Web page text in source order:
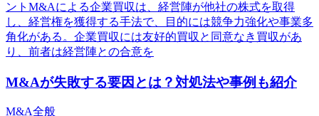
ントM&Aによる企業買収は、経営陣が他社の株式を取得
し、経営権を獲得する手法で、目的には競争力強化や事業多
角化がある。企業買収には友好的買収と同意なき買収があ
り、前者は経営陣との合意を
M&Aが失敗する要因とは？対処法や事例も紹介
M&A全般